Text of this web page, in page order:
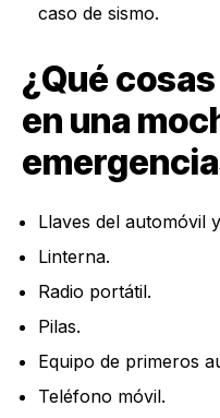
caso de sismo.
¿Qué
en una
Llaves del automóvil
Linterna.
Radio portátil.
Pilas.
Equipo de primeros
Teléfono móvil.